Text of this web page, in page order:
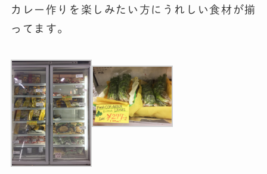
カレー作りを楽しみたい方にうれしい食材が揃
ってます。